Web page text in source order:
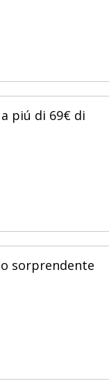
piú di 69€ di
sorprendente